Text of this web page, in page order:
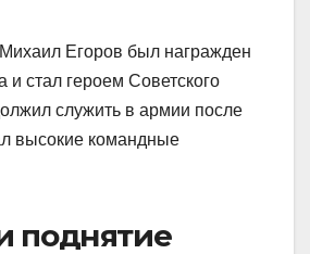
Егоров был награжден
стал героем Советского
служить в армии после
высокие командные
поднятие